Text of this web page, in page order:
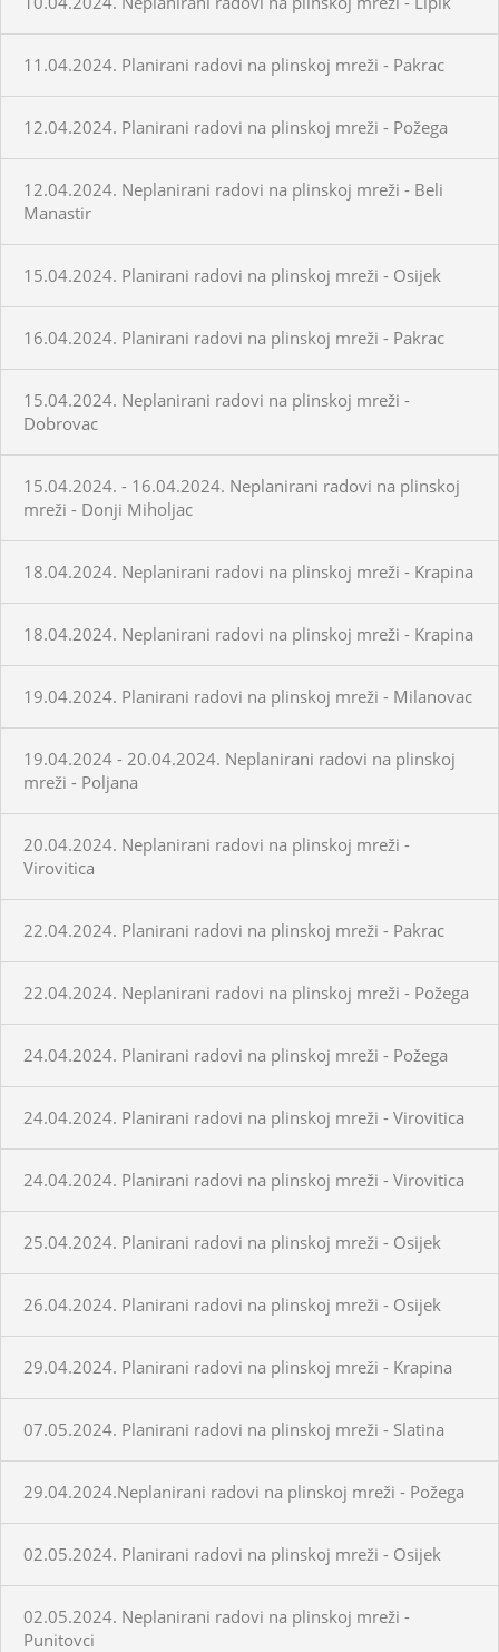
11.04.2024. Planirani radovi na plinskoj mreži - Pakrac
12.04.2024. Planirani radovi na plinskoj mreži - Požega
12.04.2024. Neplanirani radovi na plinskoj mreži - Beli
Manastir
15.04.2024. Planirani radovi na plinskoj mreži - Osijek
16.04.2024. Planirani radovi na plinskoj mreži - Pakrac
15.04.2024. Neplanirani radovi na plinskoj mreži -
Dobrovac
15.04.2024. - 16.04.2024. Neplanirani radovi na plinskoj
mreži - Donji Miholjac
18.04.2024. Neplanirani radovi na plinskoj mreži - Krapina
18.04.2024. Neplanirani radovi na plinskoj mreži - Krapina
19.04.2024. Planirani radovi na plinskoj mreži - Milanovac
19.04.2024 - 20.04.2024. Neplanirani radovi na plinskoj
mreži - Poljana
20.04.2024. Neplanirani radovi na plinskoj mreži -
Virovitica
22.04.2024. Planirani radovi na plinskoj mreži - Pakrac
22.04.2024. Neplanirani radovi na plinskoj mreži - Požega
24.04.2024. Planirani radovi na plinskoj mreži - Požega
24.04.2024. Planirani radovi na plinskoj mreži - Virovitica
24.04.2024. Planirani radovi na plinskoj mreži - Virovitica
25.04.2024. Planirani radovi na plinskoj mreži - Osijek
26.04.2024. Planirani radovi na plinskoj mreži - Osijek
29.04.2024. Planirani radovi na plinskoj mreži - Krapina
07.05.2024. Planirani radovi na plinskoj mreži - Slatina
29.04.2024.Neplanirani radovi na plinskoj mreži - Požega
02.05.2024. Planirani radovi na plinskoj mreži - Osijek
02.05.2024. Neplanirani radovi na plinskoj mreži -
Punitovci